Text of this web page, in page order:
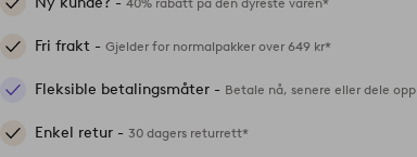
Fri frakt -Gjelder for normalpakker over 649 kr*
Fleksible betalingsmåter - Betale nå, senere eller dele opp
Enkel retur -30 dagers returrett*